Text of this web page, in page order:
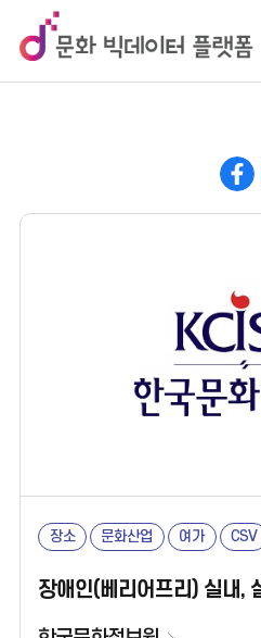
장소 문화산업 여가 CSV
장애인(베리어프리) 실내,